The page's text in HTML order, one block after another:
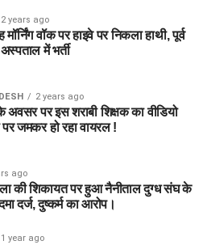
2 years ago
वॉक पर हाइवे पर निकला हाथी, पूर्व
में भर्ती
2 years ago
अवसर पर इस शराबी शिक्षक का वीडियो
जमकर हो रहा वायरल !
ago
की शिकायत पर हुआ नैनीताल दुग्ध संघ के
दर्ज, दुष्कर्म का आरोप।
1 year ago